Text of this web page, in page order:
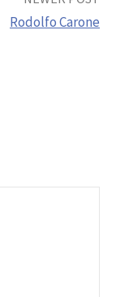
Rodolfo Carone